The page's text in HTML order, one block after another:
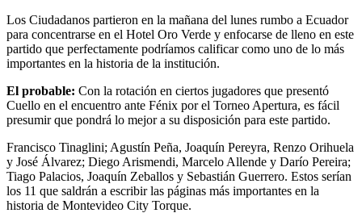
Los Ciudadanos partieron en la mañana del lunes rumbo a Ecuador
para concentrarse en el Hotel Oro Verde y enfocarse de lleno en este
partido que perfectamente podríamos calificar como uno de lo más
importantes en la historia de la institución.
El probable: Con la rotación en ciertos jugadores que presentó
Cuello en el encuentro ante Fénix por el Torneo Apertura, es fácil
presumir que pondrá lo mejor a su disposición para este partido.
Francisco Tinaglini; Agustín Peña, Joaquín Pereyra, Renzo Orihuela
y José Álvarez; Diego Arismendi, Marcelo Allende y Darío Pereira;
Tiago Palacios, Joaquín Zeballos y Sebastián Guerrero. Estos serían
los 11 que saldrán a escribir las páginas más importantes en la
historia de Montevideo City Torque.